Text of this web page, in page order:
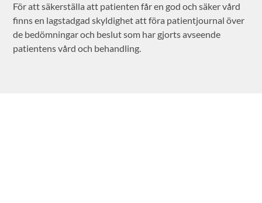
För att säkerställa att patienten får en god och säker vård
finns en lagstadgad skyldighet att föra patientjournal över
de bedömningar och beslut som har gjorts avseende
patientens vård och behandling.